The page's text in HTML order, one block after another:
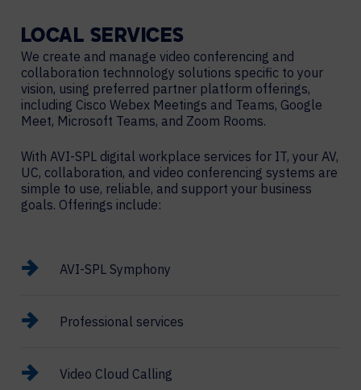
LOCAL SERVICES
We create and manage video conferencing and
collaboration technnology solutions specific to your
vision, using preferred partner platform offerings,
including Cisco Webex Meetings and Teams, Google
Meet, Microsoft Teams, and Zoom Rooms.
With AVI-SPL digital workplace services for IT, your AV,
UC, collaboration, and video conferencing systems are
simple to use, reliable, and support your business
goals. Offerings include:
AVI-SPL Symphony
Professional services
Video Cloud Calling